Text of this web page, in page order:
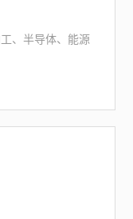
、半导体、能源